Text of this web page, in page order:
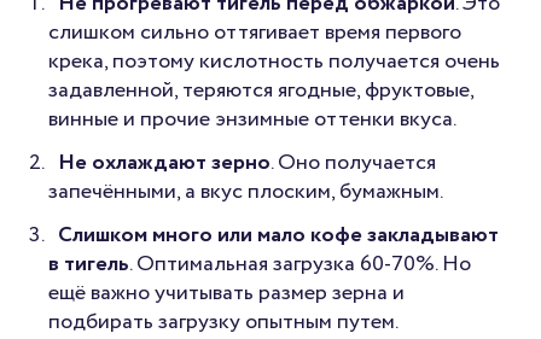
слишком сильно оттягивает время первого
крека, поэтому кислотность получается очень
задавленной, теряются ягодные, фруктовые,
винные и прочие энзимные оттенки вкуса.
Не охлаждают зерно. Оно получается
запечёнными, а вкус плоским, бумажным.
Слишком много или мало кофе закладывают
в тигель. Оптимальная загрузка 60-70%. Но
ещё важно учитывать размер зерна и
подбирать загрузку опытным путем.